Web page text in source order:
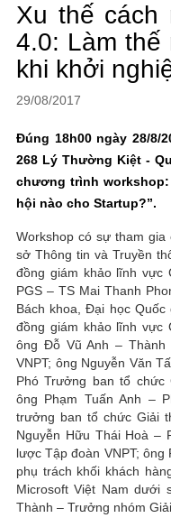
Xu thế cách
4.0: Làm thế
khi khởi
29/08/2017
Đúng 18h00 ngày 28/8/
268 Lý Thường Kiệt -
chương trình workshop:
hội nào cho Startup?”.
Workshop có sự tham
sở Thông tin và Truyền
đồng giám khảo lĩnh vực
PGS – TS Mai Thanh
Bách khoa, Đại học
đồng giám khảo lĩnh vực
ông Đỗ Vũ Anh – Thành
VNPT; ông Nguyễn Văn
Phó Trưởng ban tổ
ông Phạm Tuấn Anh –
trưởng ban tổ chức Giải
Nguyễn Hữu Thái Hoà –
lược Tập đoàn VNPT; ông
phụ trách khối khách
Microsoft Việt Nam dưới
Thành – Trưởng nhóm